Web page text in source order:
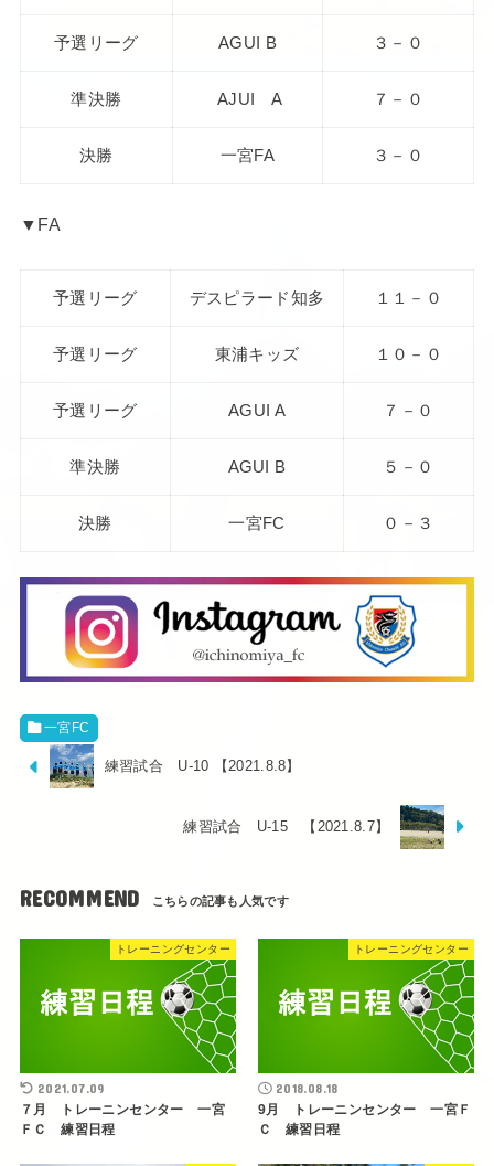
予選リーグ AGUI B ３－０
準決勝 AJUI A ７－０
決勝 一宮FA ３－０
▼FA
予選リーグ デスピラード知多 １１－０
予選リーグ 東浦キッズ １０－０
予選リーグ AGUI A ７－０
準決勝 AGUI B ５－０
決勝 一宮FC ０－３
一宮FC
練習試合 U-10 【2021.8.8】
練習試合 U-15 【2021.8.7】
RECOMMEND
トレーニングセンター
2021.07.09
７月 トレーニンセンター 一宮
ＦＣ 練習日程
トレーニングセンター
2018.08.18
9月 トレーニンセンター 一宮Ｆ
Ｃ 練習日程